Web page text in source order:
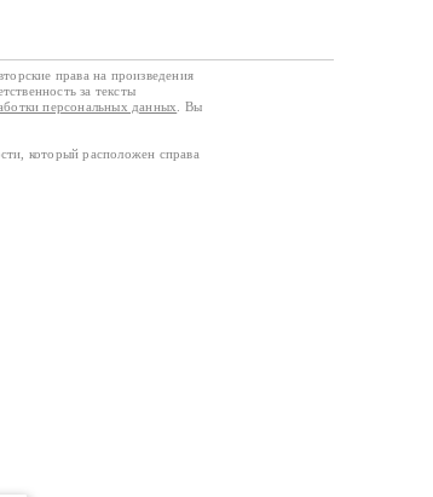
права на произведения
за тексты
персональных данных
. Вы
который расположен справа